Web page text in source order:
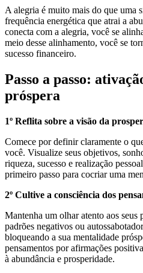
A alegria é muito mais do que uma
frequência energética que atrai a
conecta com a alegria, você se
meio desse alinhamento, você se
sucesso financeiro.
Passo a passo:
próspera
1º Reflita sobre a visão da
Comece por definir claramente o
você. Visualize seus objetivos,
riqueza, sucesso e realização
primeiro passo para cocriar uma
2º Cultive a consciência dos
Mantenha um olhar atento aos
padrões negativos ou
bloqueando a sua mentalidade
pensamentos por afirmações
à abundância e prosperidade.